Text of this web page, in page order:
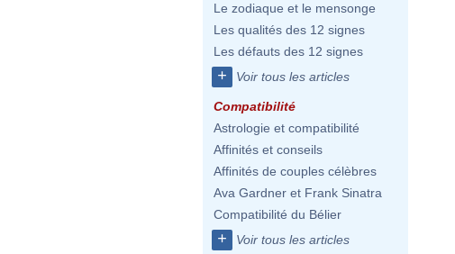
Le zodiaque et le mensonge
Les qualités des 12 signes
Les défauts des 12 signes
+ Voir tous les articles
Compatibilité
Astrologie et compatibilité
Affinités et conseils
Affinités de couples célèbres
Ava Gardner et Frank Sinatra
Compatibilité du Bélier
+ Voir tous les articles